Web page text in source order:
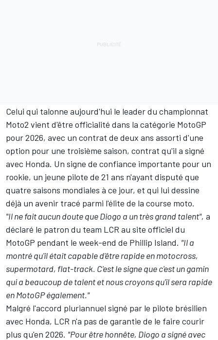
Celui qui talonne aujourd'hui le leader du championnat
Moto2 vient d'être officialité dans la catégorie MotoGP
pour 2026, avec un contrat de deux ans assorti d'une
option pour une troisième saison, contrat qu'il a signé
avec Honda. Un signe de confiance importante pour un
rookie, un jeune pilote de 21 ans n'ayant disputé que
quatre saisons mondiales à ce jour, et qui lui dessine
déjà un avenir tracé parmi l'élite de la course moto.
"Il ne fait aucun doute que Diogo a un très grand talent", a
déclaré le patron du team LCR au site officiel du
MotoGP pendant le week-end de Phillip Island. "Il a
montré qu'il était capable d'être rapide en motocross,
supermotard, flat-track. C'est le signe que c'est un gamin
qui a beaucoup de talent et nous croyons qu'il sera rapide
en MotoGP également."
Malgré l'accord pluriannuel signé par le pilote brésilien
avec Honda, LCR n'a pas de garantie de le faire courir
plus qu'en 2026. "Pour être honnête, Diogo a signé avec